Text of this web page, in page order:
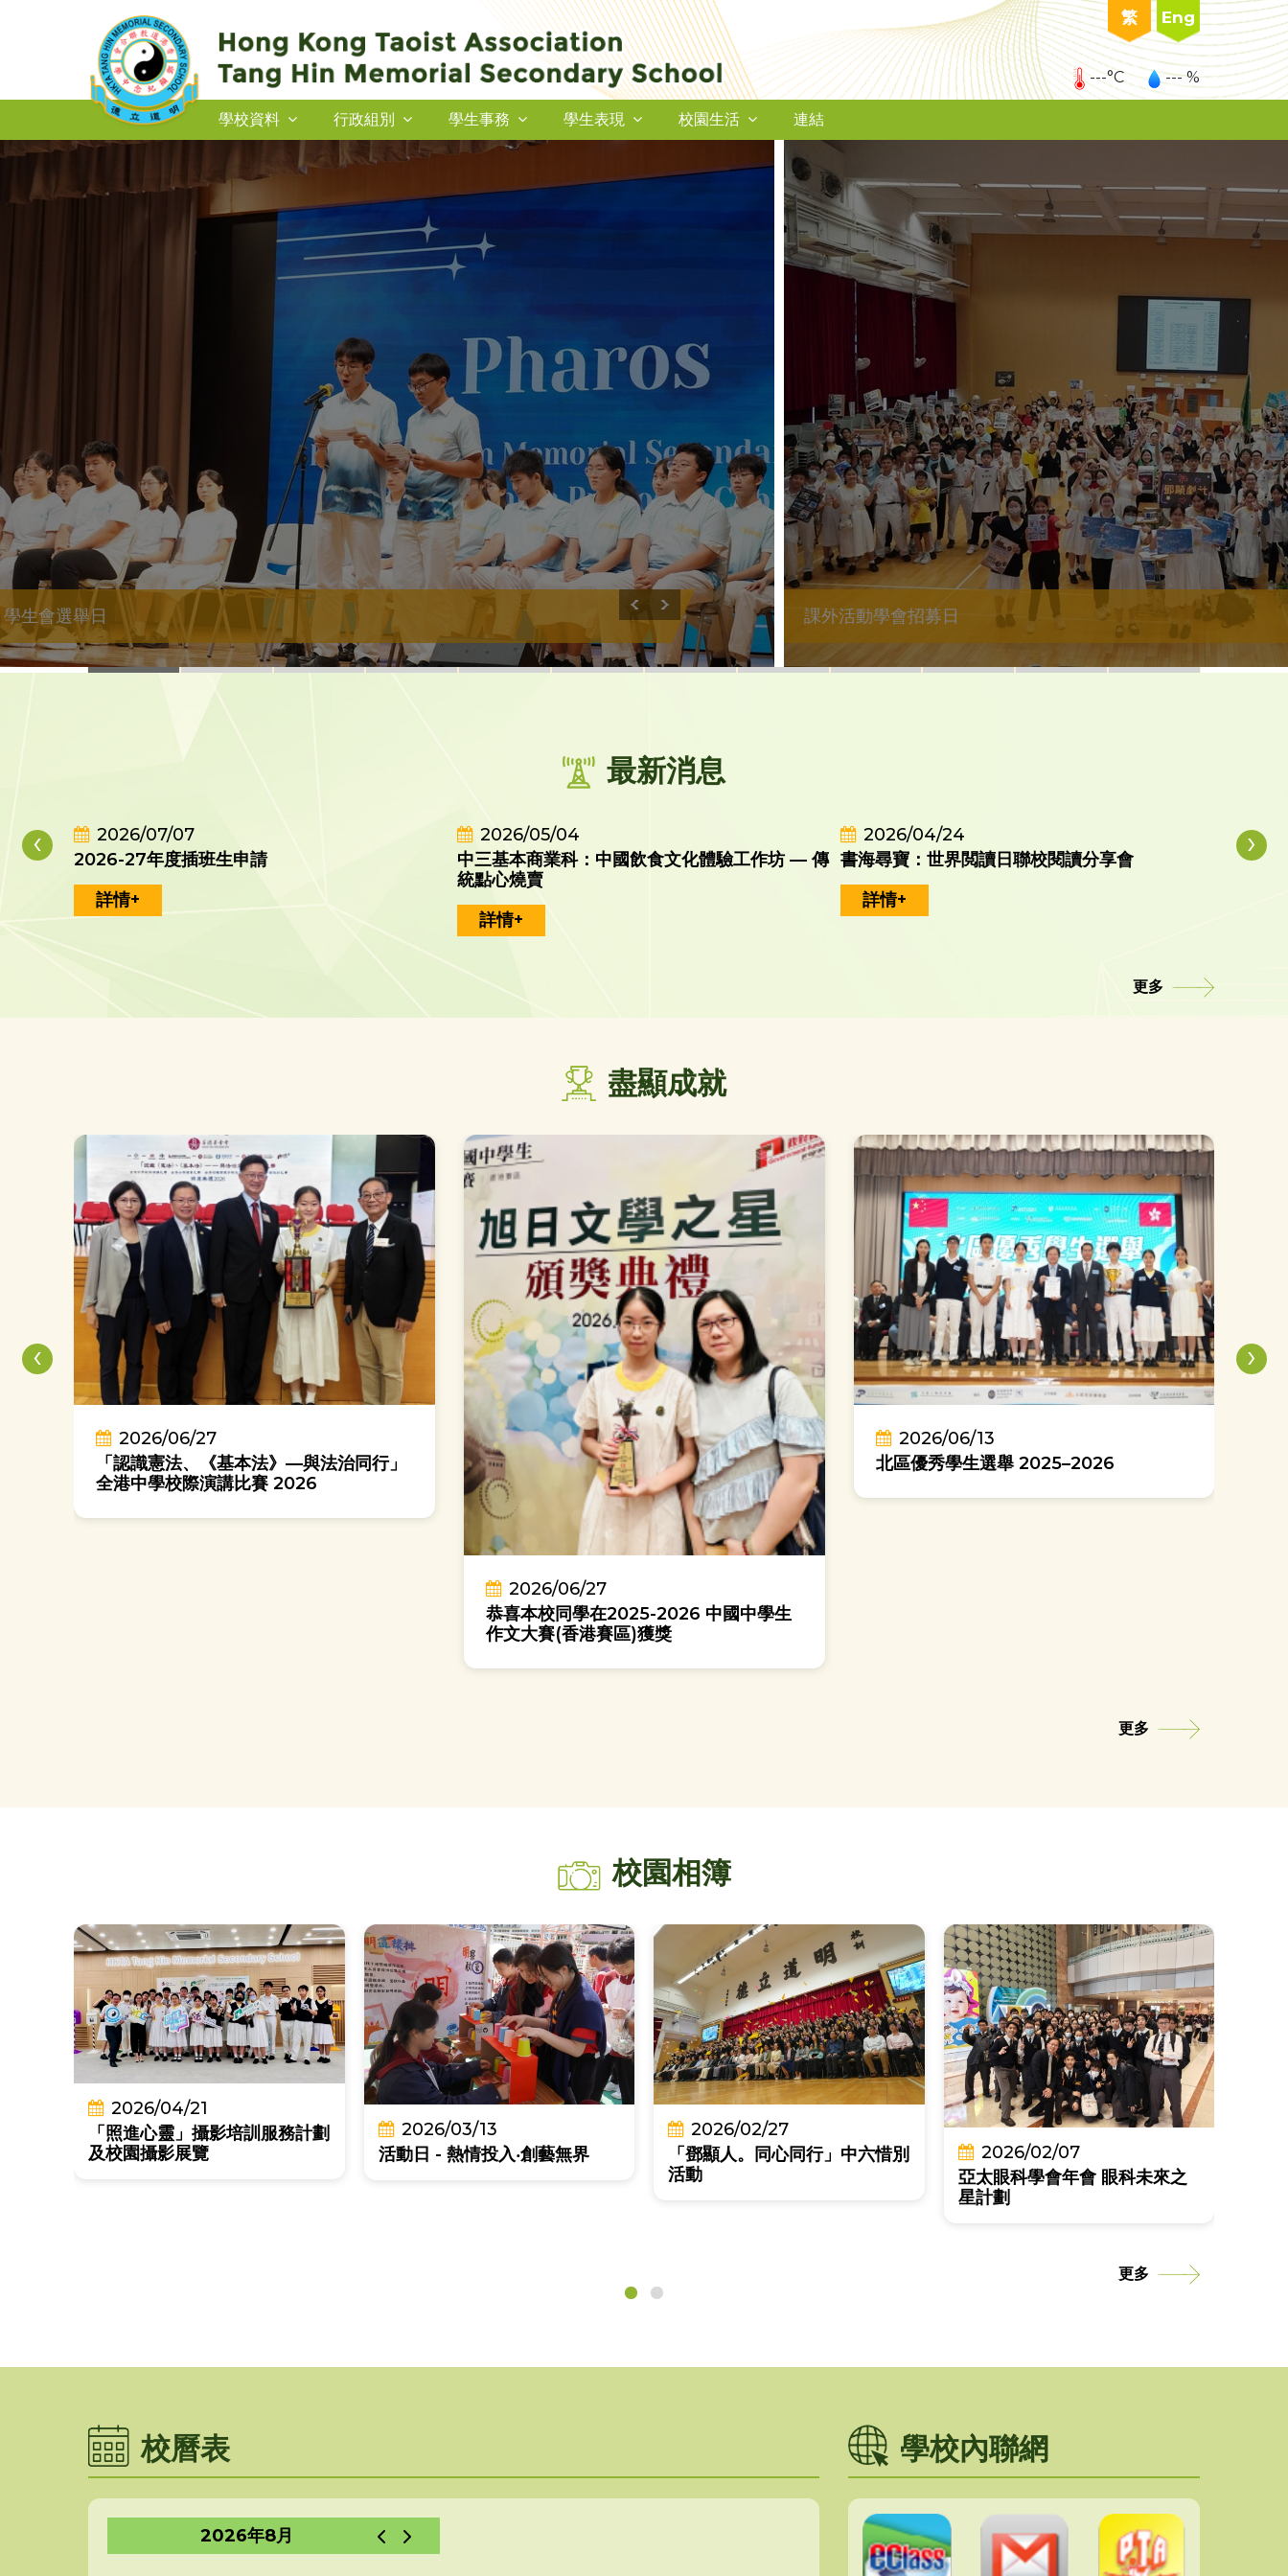
繁 Eng
---°C --- %
學校資料 行政組別 學生事務 學生表現 校園生活 連結
生會選舉日 課外活動學會招募日
恭賀本校同學於2026年香港中學文憑試（HKDSE）中取得卓越成績！ 2026-27年度插班生申請
大哥哥大姐姐計劃：「中學大不同」開學活動
最新消息
2026/07/07
2026-27年度插班生申請
詳情+
2026/05/04
中三基本商業科：中國飲食文化體驗工作坊 — 傳
統點心燒賣
詳情+
2026/04/24
書海尋寶：世界閲讀日聯校閱讀分享會
詳情+
「照
‹ ›
更多
盡顯成就
2026/06/27
「認識憲法、《基本法》—與法治同行」
全港中學校際演講比賽 2026
2026/06/27
恭喜本校同學在2025-2026 中國中學生
作文大賽(香港賽區)獲獎
2026/06/13
北區優秀學生選舉 2025–2026
‹ ›
更多
校園相簿
2026/04/21
「照進心靈」攝影培訓服務計劃
及校園攝影展覽
2026/03/13
活動日 - 熱情投入‧創藝無界
2026/02/27
「鄧顯人。同心同行」中六惜別
活動
2026/02/07
亞太眼科學會年會 眼科未來之
星計劃
更多
校曆表
2026年8月
學校內聯網